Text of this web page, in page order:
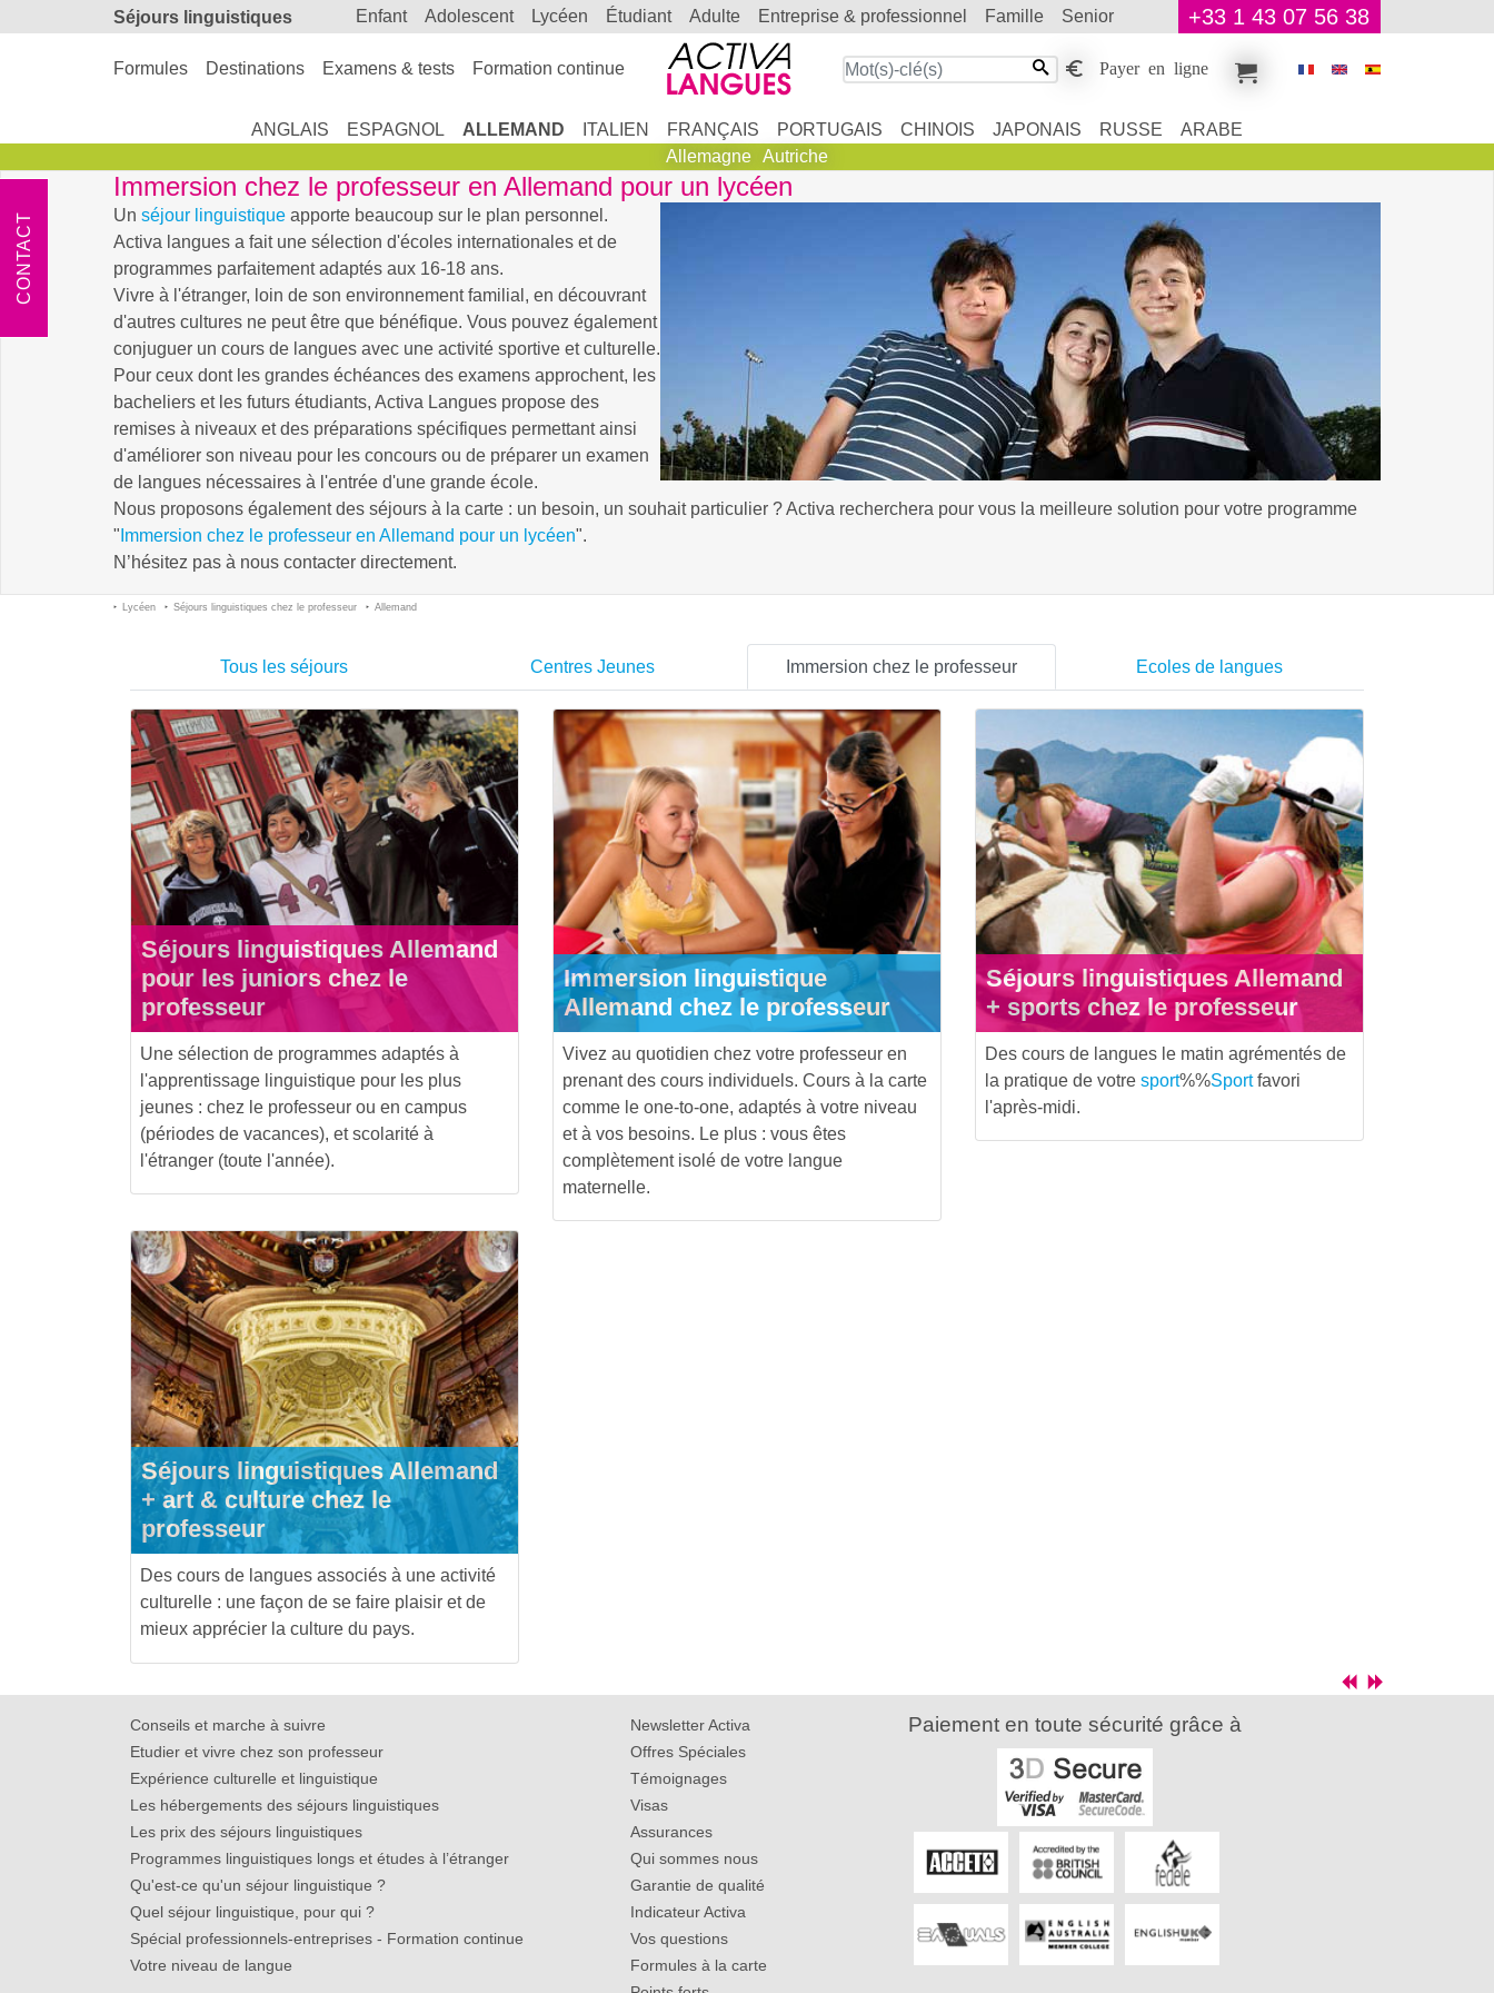
Séjours linguistiques enfant adolescent lycéen étudiant adulte entreprise & professionnel famille senior +33 1 43 07 56 38
Formules Destinations Examens & tests Formation continue Payer en ligne
ANGLAIS ESPAGNOL ALLEMAND ITALIEN FRANÇAIS PORTUGAIS CHINOIS JAPONAIS RUSSE
ARABE
Allemagne Autriche
Immersion chez le professeur en Allemand pour un lycéen
Un séjour linguistique apporte beaucoup sur le plan personnel.
Activa langues a fait une sélection d'écoles internationales et de
programmes parfaitement adaptés aux 16-18 ans.
Vivre à l'étranger, loin de son environnement familial, en découvrant
d'autres cultures ne peut être que bénéfique. Vous pouvez également
conjuguer un cours de langues avec une activité sportive et culturelle.
Pour ceux dont les grandes échéances des examens approchent, les
bacheliers et les futurs étudiants, Activa Langues propose des
remises à niveaux et des préparations spécifiques permettant ainsi
d'améliorer son niveau pour les concours ou de préparer un examen
de langues nécessaires à l'entrée d'une grande école.
Nous proposons également des séjours à la carte : un besoin, un souhait particulier ? Activa recherchera pour vous la meilleure solution pour votre programme
" Immersion chez le professeur en Allemand pour un lycéen".
N’hésitez pas à nous contacter directement.
Lycéen Séjours linguistiques chez le professeur Allemand
Tous les séjours Centres Jeunes Immersion chez le professeur Ecoles de langues
Séjours linguistiques Allemand
pour les juniors chez le
professeur
Une sélection de programmes adaptés à
l'apprentissage linguistique pour les plus
jeunes : chez le professeur ou en campus
(périodes de vacances), et scolarité à
l'étranger (toute l'année).
Immersion linguistique
Allemand chez le professeur
Vivez au quotidien chez votre professeur en
prenant des cours individuels. Cours à la carte
comme le one-to-one, adaptés à votre niveau
et à vos besoins. Le plus : vous êtes
complètement isolé de votre langue
maternelle.
Séjours linguistiques Allemand
+ sports chez le professeur
Des cours de langues le matin agrémentés de
la pratique de votre sport%%Sportfavori
l'après-midi.
Séjours linguistiques Allemand
+ art & culture chez le
professeur
Des cours de langues associés à une activité
culturelle : une façon de se faire plaisir et de
mieux apprécier la culture du pays.
CONTACT
Conseils et marche à suivre
Etudier et vivre chez son professeur
Expérience culturelle et linguistique
Les hébergements des séjours linguistiques
Les prix des séjours linguistiques
Programmes linguistiques longs et études à l’étranger
Qu'est-ce qu'un séjour linguistique ?
Quel séjour linguistique, pour qui ?
Spécial professionnels-entreprises - Formation continue
Votre niveau de langue
Newsletter Activa
Offres Spéciales
Témoignages
Visas
Assurances
Qui sommes nous
Garantie de qualité
Indicateur Activa
Vos questions
Formules à la carte
Paiement en toute sécurité grâce à